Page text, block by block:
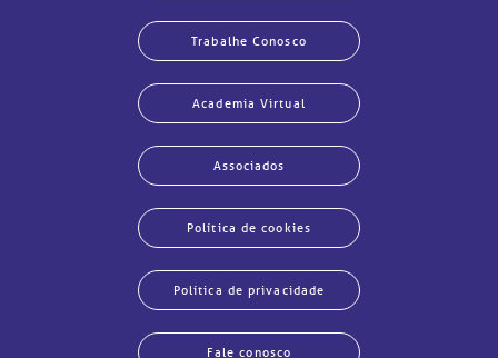
Trabalhe Conosco
Academia Virtual
Associados
Política de cookies
Política de privacidade
Fale conosco